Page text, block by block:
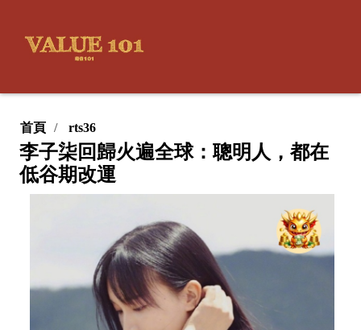
首頁 rts36
李子柒回歸火遍全球：聰明人，都在
低谷期改運